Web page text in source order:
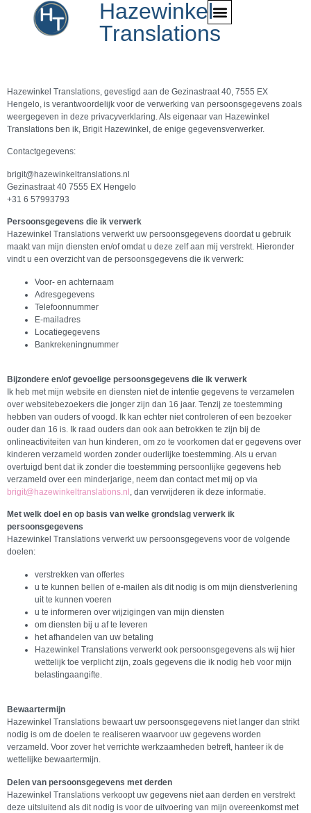
Hazewinkel
Translations
Hazewinkel Translations, gevestigd aan de Gezinastraat 40, 7555 EX
Hengelo, is verantwoordelijk voor de verwerking van persoonsgegevens zoals
weergegeven in deze privacyverklaring. Als eigenaar van Hazewinkel
Translations ben ik, Brigit Hazewinkel, de enige gegevensverwerker.
Contactgegevens:
brigit@hazewinkeltranslations.nl
Gezinastraat 40 7555 EX Hengelo
+31 6 57993793
Persoonsgegevens die ik verwerk
Hazewinkel Translations verwerkt uw persoonsgegevens doordat u gebruik
maakt van mijn diensten en/of omdat u deze zelf aan mij verstrekt. Hieronder
vindt u een overzicht van de persoonsgegevens die ik verwerk:
Voor- en achternaam
Adresgegevens
Telefoonnummer
E-mailadres
Locatiegegevens
Bankrekeningnummer
Bijzondere en/of gevoelige persoonsgegevens die ik verwerk
Ik heb met mijn website en diensten niet de intentie gegevens te verzamelen
over websitebezoekers die jonger zijn dan 16 jaar. Tenzij ze toestemming
hebben van ouders of voogd. Ik kan echter niet controleren of een bezoeker
ouder dan 16 is. Ik raad ouders dan ook aan betrokken te zijn bij de
onlineactiviteiten van hun kinderen, om zo te voorkomen dat er gegevens over
kinderen verzameld worden zonder ouderlijke toestemming. Als u ervan
overtuigd bent dat ik zonder die toestemming persoonlijke gegevens heb
verzameld over een minderjarige, neem dan contact met mij op via
brigit@hazewinkeltranslations.nl , dan verwijderen ik deze informatie.
Met welk doel en op basis van welke grondslag verwerk ik
persoonsgegevens
Hazewinkel Translations verwerkt uw persoonsgegevens voor de volgende
doelen:
verstrekken van offertes
u te kunnen bellen of e-mailen als dit nodig is om mijn dienstverlening
uit te kunnen voeren
u te informeren over wijzigingen van mijn diensten
om diensten bij u af te leveren
het afhandelen van uw betaling
Hazewinkel Translations verwerkt ook persoonsgegevens als wij hier
wettelijk toe verplicht zijn, zoals gegevens die ik nodig heb voor mijn
belastingaangifte.
Bewaartermijn
Hazewinkel Translations bewaart uw persoonsgegevens niet langer dan strikt
nodig is om de doelen te realiseren waarvoor uw gegevens worden
verzameld. Voor zover het verrichte werkzaamheden betreft, hanteer ik de
wettelijke bewaartermijn.
Delen van persoonsgegevens met derden
Hazewinkel Translations verkoopt uw gegevens niet aan derden en verstrekt
deze uitsluitend als dit nodig is voor de uitvoering van mijn overeenkomst met